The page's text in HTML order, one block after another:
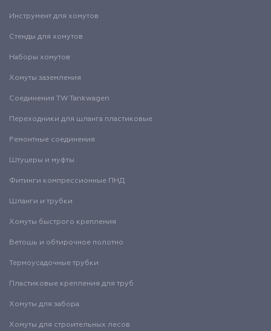
Инструмент для хомутов
Стенды для хомутов
Наборы хомутов
Хомуты заземления
Соединения TW Tankwagen
Переходники для шланга пластиковые
Ремонтные соединения
Штуцеры и муфты
Фитинги компрессионные ПНД
Шланги и трубки
Хомуты быстрого крепления
Ветошь и обтирочное полотно
Термоусадочные трубки
Пластиковые крепления для труб
Хомуты для забора
Хомуты для строительных лесов